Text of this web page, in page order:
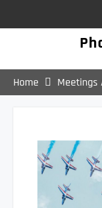
Home Meetings